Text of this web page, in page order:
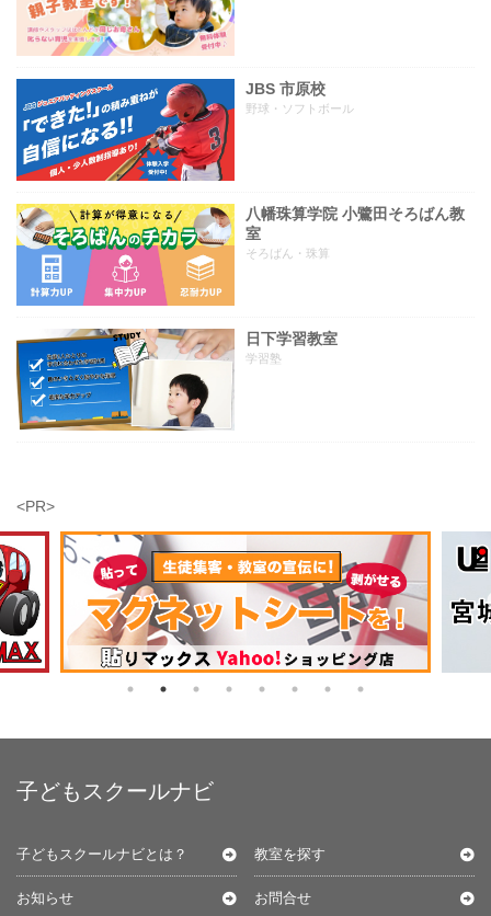
JBS 市原校
野球・ソフトボール
八幡珠算学院 小鷺田そろばん教
室
そろばん・珠算
日下学習教室
学習塾
<PR>
子どもスクールナビ
子どもスクールナビとは？ 教室を探す
お知らせ お問合せ